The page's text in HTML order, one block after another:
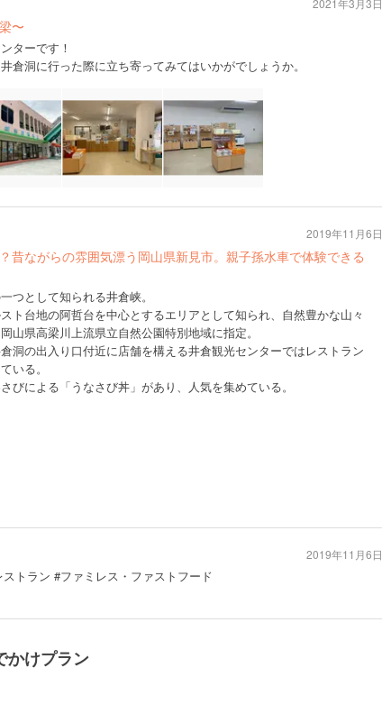
〜
ターです！
倉洞に行った際に立ち寄ってみてはいかがでしょうか。
2021年3月3日
昔ながらの雰囲気漂う岡山県新見市。親子孫水車で体験できる
つとして知られる井倉峡。
ト台地の阿哲台を中心とするエリアとして知られ、自然豊かな山々
山県高梁川上流県立自然公園特別地域に指定。
洞の出入り口付近に店舗を構える井倉観光センターではレストラン
いる。
びによる「うなさび丼」があり、人気を集めている。
2019年11月6日
トラン #ファミレス・ファストフード
2019年11月6日
かけプラン